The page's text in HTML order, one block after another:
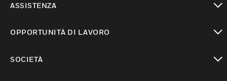
ASSISTENZA
OPPORTUNITÀ DI LAVORO
SOCIETÀ